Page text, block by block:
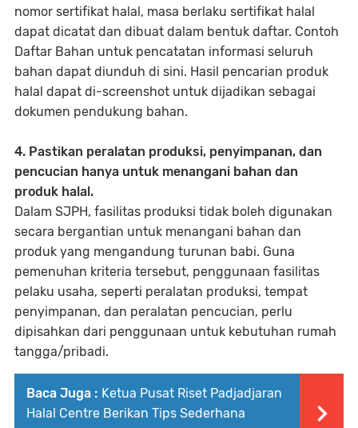
nomor sertifikat halal, masa berlaku sertifikat halal
dapat dicatat dan dibuat dalam bentuk daftar. Contoh
Daftar Bahan untuk pencatatan informasi seluruh
bahan dapat diunduh di sini. Hasil pencarian produk
halal dapat di-screenshot untuk dijadikan sebagai
dokumen pendukung bahan.
4. Pastikan peralatan produksi, penyimpanan, dan
pencucian hanya untuk menangani bahan dan
produk halal.
Dalam SJPH, fasilitas produksi tidak boleh digunakan
secara bergantian untuk menangani bahan dan
produk yang mengandung turunan babi. Guna
pemenuhan kriteria tersebut, penggunaan fasilitas
pelaku usaha, seperti peralatan produksi, tempat
penyimpanan, dan peralatan pencucian, perlu
dipisahkan dari penggunaan untuk kebutuhan rumah
tangga/pribadi.
Baca Juga : Ketua Pusat Riset Padjadjaran
Halal Centre Berikan Tips Sederhana